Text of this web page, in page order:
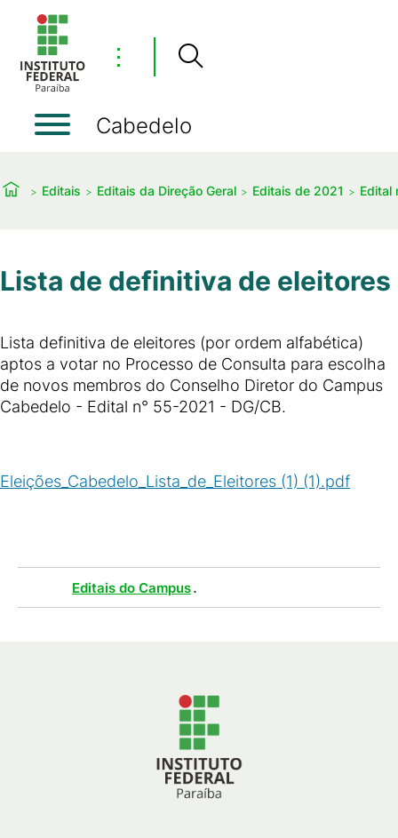
⋮
Cabedelo
Editais Editais da Direção Geral Editais de 2021 Edital
Lista de definitiva de eleitores
Lista definitiva de eleitores (por ordem alfabética)
aptos a votar no Processo de Consulta para escolha
de novos membros do Conselho Diretor do Campus
Cabedelo - Edital n° 55-2021 - DG/CB.
Eleições_Cabedelo_Lista_de_Eleitores (1) (1).pdf
Editais do Campus.